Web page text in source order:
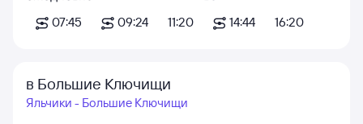
07:45
09:24 11:20
14:44
16:20
в Большие Ключищи
Яльчики - Большие Ключищи